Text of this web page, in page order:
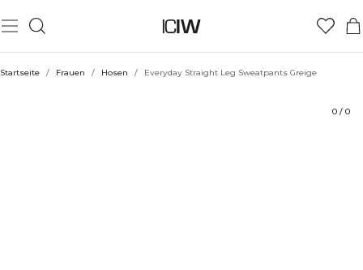
Startseite / Frauen / Hosen / Everyday Straight Leg Sweatpants Greige
0 / 0